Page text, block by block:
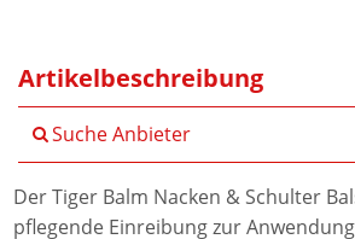
Artikelbeschreibung
Suche Anbieter
Der Tiger Balm Nacken & Schulter
pflegende Einreibung zur